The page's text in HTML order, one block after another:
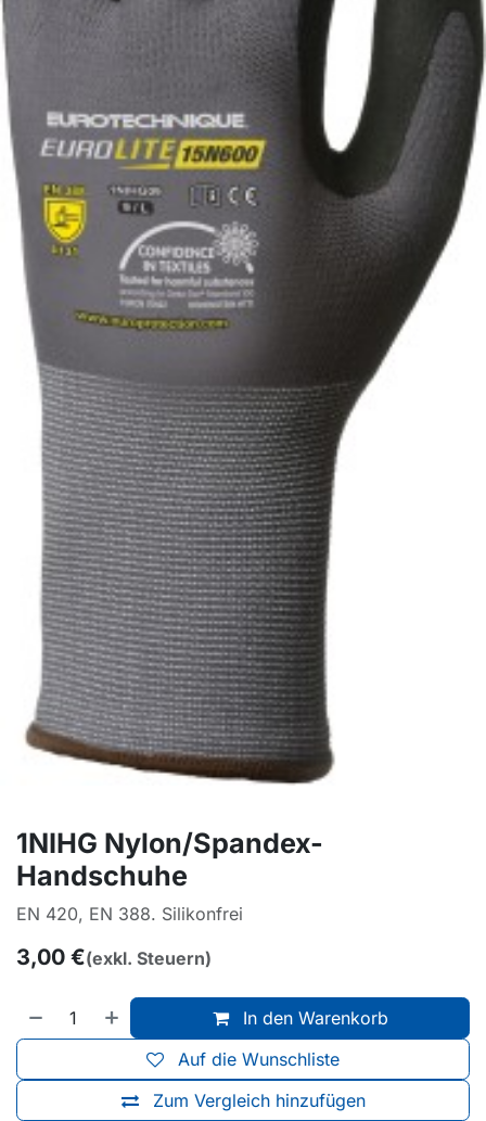
1NIHG Nylon/Spandex-
Handschuhe
EN 420, EN 388. Silikonfrei
3,00 €(exkl. Steuern)
In den Warenkorb
Zum Vergleich hinzufügen
Auf die Wunschliste